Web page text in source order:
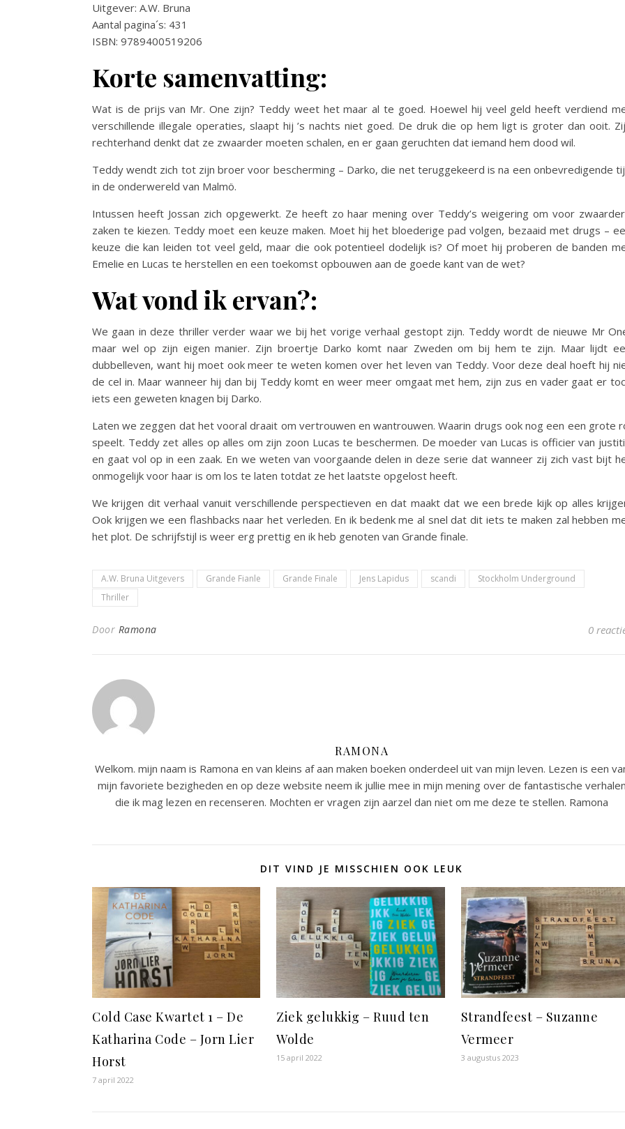
Uitgever: A.W. Bruna
Aantal pagina´s: 431
ISBN: 9789400519206
Korte samenvatting:
Wat is de prijs van Mr. One zijn? Teddy weet het maar al te goed. Hoewel hij veel geld heeft verdiend
verschillende illegale operaties, slaapt hij ’s nachts niet goed. De druk die op hem ligt is groter dan ooit.
rechterhand denkt dat ze zwaarder moeten schalen, en er gaan geruchten dat iemand hem dood wil.
Teddy wendt zich tot zijn broer voor bescherming – Darko, die net teruggekeerd is na een onbevredigende
in de onderwereld van Malmö.
Intussen heeft Jossan zich opgewerkt. Ze heeft zo haar mening over Teddy’s weigering om voor
zaken te kiezen. Teddy moet een keuze maken. Moet hij het bloederige pad volgen, bezaaid met drugs –
keuze die kan leiden tot veel geld, maar die ook potentieel dodelijk is? Of moet hij proberen de banden
Emelie en Lucas te herstellen en een toekomst opbouwen aan de goede kant van de wet?
Wat vond ik ervan?:
We gaan in deze thriller verder waar we bij het vorige verhaal gestopt zijn. Teddy wordt de nieuwe Mr
maar wel op zijn eigen manier. Zijn broertje Darko komt naar Zweden om bij hem te zijn. Maar lijdt
dubbelleven, want hij moet ook meer te weten komen over het leven van Teddy. Voor deze deal hoeft hij
de cel in. Maar wanneer hij dan bij Teddy komt en weer meer omgaat met hem, zijn zus en vader gaat er
iets een geweten knagen bij Darko.
Laten we zeggen dat het vooral draait om vertrouwen en wantrouwen. Waarin drugs ook nog een een grote
speelt. Teddy zet alles op alles om zijn zoon Lucas te beschermen. De moeder van Lucas is officier van
en gaat vol op in een zaak. En we weten van voorgaande delen in deze serie dat wanneer zij zich vast bijt
onmogelijk voor haar is om los te laten totdat ze het laatste opgelost heeft.
We krijgen dit verhaal vanuit verschillende perspectieven en dat maakt dat we een brede kijk op alles
Ook krijgen we een flashbacks naar het verleden. En ik bedenk me al snel dat dit iets te maken zal hebben
het plot. De schrijfstijl is weer erg prettig en ik heb genoten van Grande finale.
A.W. Bruna Uitgevers Grande Fianle Grande Finale Jens Lapidus scandi
Stockholm Underground
Thriller
Door Ramona 0
RAMONA
Welkom. mijn naam is Ramona en van kleins af aan maken boeken onderdeel uit van mijn leven. Lezen is een
mijn favoriete bezigheden en op deze website neem ik jullie mee in mijn mening over de fantastische verhalen
die ik mag lezen en recenseren. Mochten er vragen zijn aarzel dan niet om me deze te stellen. Ramona
DIT VIND JE MISSCHIEN OOK LEUK
Cold Case Kwartet 1 – De
Katharina Code – Jorn Lier
Horst
7 april 2022
Ziek gelukkig – Ruud ten
Wolde
15 april 2022
Strandfeest – Suzanne
Vermeer
3 augustus 2023